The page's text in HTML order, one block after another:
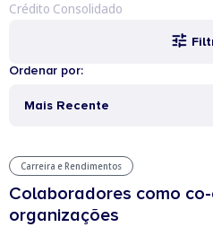
Ordenar por:
Mais Recente
Carreira e Rendimentos
Colaboradores como
organizações